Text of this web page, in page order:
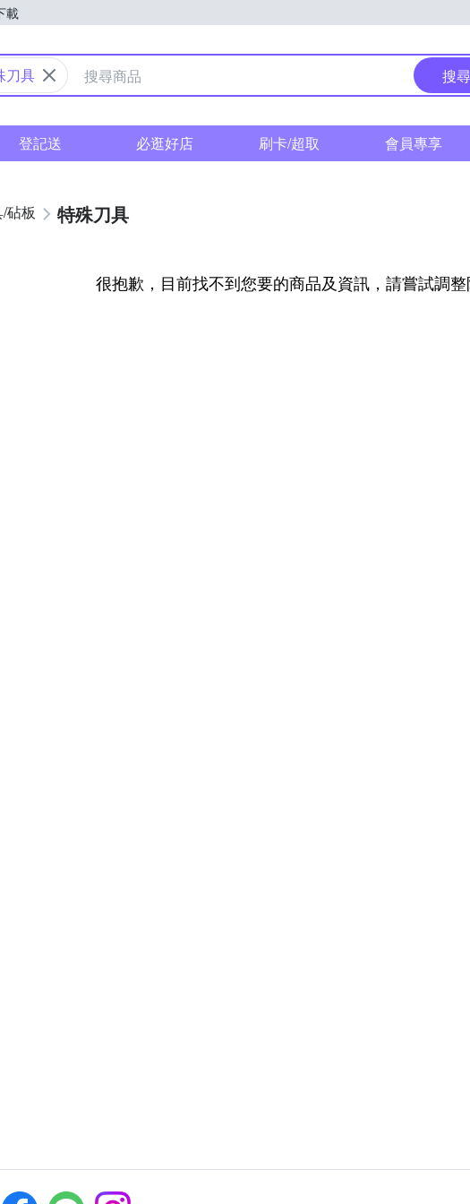
載
物中心
刀具 搜尋
登記送 必逛好店 刷卡/超取 會員專享
砧板 特殊刀具
很抱歉，目前找不到您要的商品及資訊，請嘗試調整